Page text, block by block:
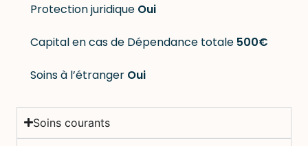
Protection juridique Oui
Capital en cas de Dépendance totale 500€
Soins à l’étranger Oui
Soins courants